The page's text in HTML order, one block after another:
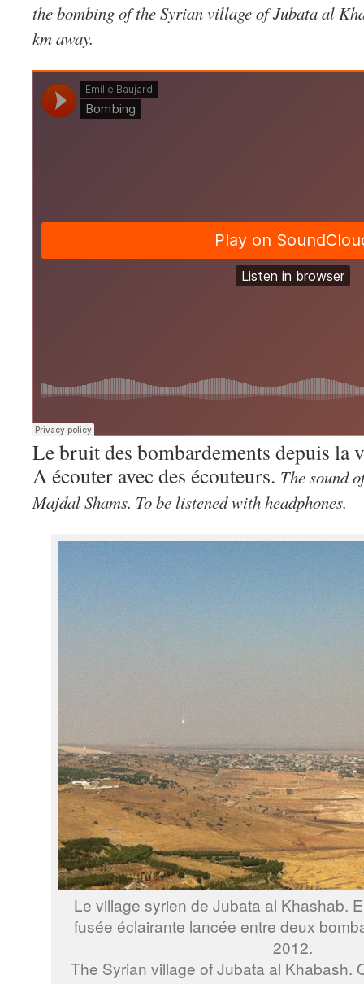
the bombing of the Syrian village of Jubata al
km away.
Le bruit des bombardements depuis la
A écouter avec des écouteurs. The sound
Majdal Shams. To be listened with headphones.
Le village syrien de Jubata al Khashab.
fusée éclairante lancée entre deux
2012.
The Syrian village of Jubata al Khabash.